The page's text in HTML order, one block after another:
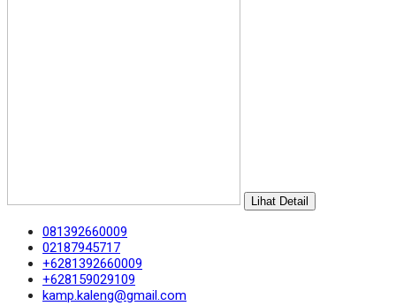
Lihat Detail
081392660009
02187945717
+6281392660009
+628159029109
kamp.kaleng@gmail.com